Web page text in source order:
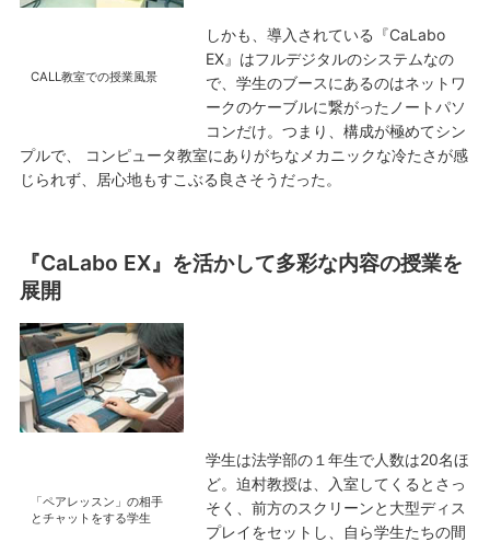
CALL教室での授業風景
しかも、導入されている『CaLabo
EX』はフルデジタルのシステムなの
で、学生のブースにあるのはネットワ
ークのケーブルに繋がったノートパソ
コンだけ。つまり、構成が極めてシン
プルで、 コンピュータ教室にありがちなメカニックな冷たさが感
じられず、居心地もすこぶる良さそうだった。
『CaLabo EX』を活かして多彩な内容の授業を
展開
「ペアレッスン」の相手
とチャットをする学生
学生は法学部の１年生で人数は20名ほ
ど。迫村教授は、入室してくるとさっ
そく、前方のスクリーンと大型ディス
プレイをセットし、自ら学生たちの間